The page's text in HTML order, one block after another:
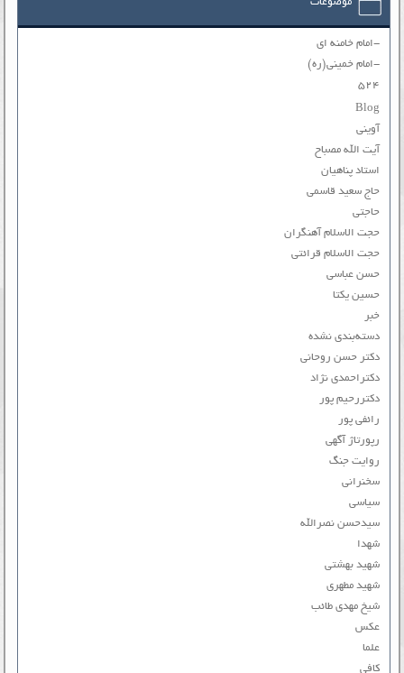
-امام خامنه ای
-امام خمینی(ره)
۵۲۴
Blog
آوینی
آیت الله مصباح
استاد پناهیان
حاج سعید قاسمی
حاجتی
حجت الاسلام آهنگران
حجت الاسلام قرائتی
حسن عباسی
حسین یکتا
خبر
دسته‌بندی نشده
دکتر حسن روحانی
دکتراحمدی نژاد
دکتررحیم پور
رائفی پور
رپورتاژ آگهی
روایت جنگ
سخنرانی
سیاسی
سیدحسن نصرالله
شهدا
شهید بهشتی
شهید مطهری
شیخ مهدی طائب
عکس
علما
کافی